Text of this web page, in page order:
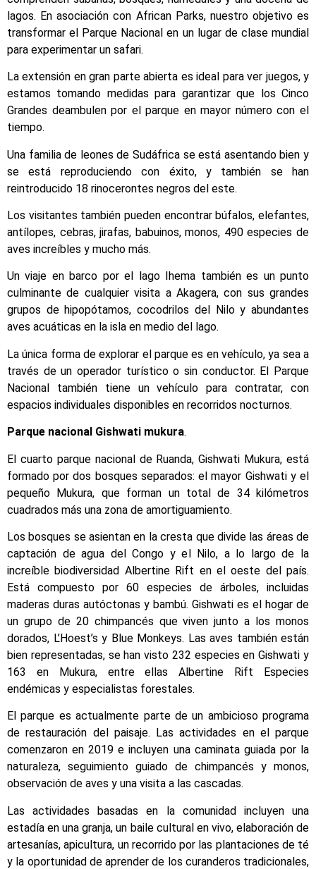
lagos. En asociación con African Parks, nuestro objetivo es
transformar el Parque Nacional en un lugar de clase mundial
para experimentar un safari.
La extensión en gran parte abierta es ideal para ver juegos, y
estamos tomando medidas para garantizar que los Cinco
Grandes deambulen por el parque en mayor número con el
tiempo.
Una familia de leones de Sudáfrica se está asentando bien y
se está reproduciendo con éxito, y también se han
reintroducido 18 rinocerontes negros del este.
Los visitantes también pueden encontrar búfalos, elefantes,
antílopes, cebras, jirafas, babuinos, monos, 490 especies de
aves increíbles y mucho más.
Un viaje en barco por el lago Ihema también es un punto
culminante de cualquier visita a Akagera, con sus grandes
grupos de hipopótamos, cocodrilos del Nilo y abundantes
aves acuáticas en la isla en medio del lago.
La única forma de explorar el parque es en vehículo, ya sea a
través de un operador turístico o sin conductor. El Parque
Nacional también tiene un vehículo para contratar, con
espacios individuales disponibles en recorridos nocturnos.
Parque nacional Gishwati mukura.
El cuarto parque nacional de Ruanda, Gishwati Mukura, está
formado por dos bosques separados: el mayor Gishwati y el
pequeño Mukura, que forman un total de 34 kilómetros
cuadrados más una zona de amortiguamiento.
Los bosques se asientan en la cresta que divide las áreas de
captación de agua del Congo y el Nilo, a lo largo de la
increíble biodiversidad Albertine Rift en el oeste del país.
Está compuesto por 60 especies de árboles, incluidas
maderas duras autóctonas y bambú. Gishwati es el hogar de
un grupo de 20 chimpancés que viven junto a los monos
dorados, L’Hoest’s y Blue Monkeys. Las aves también están
bien representadas, se han visto 232 especies en Gishwati y
163 en Mukura, entre ellas Albertine Rift Especies
endémicas y especialistas forestales.
El parque es actualmente parte de un ambicioso programa
de restauración del paisaje. Las actividades en el parque
comenzaron en 2019 e incluyen una caminata guiada por la
naturaleza, seguimiento guiado de chimpancés y monos,
observación de aves y una visita a las cascadas.
Las actividades basadas en la comunidad incluyen una
estadía en una granja, un baile cultural en vivo, elaboración de
artesanías, apicultura, un recorrido por las plantaciones de té
y la oportunidad de aprender de los curanderos tradicionales,